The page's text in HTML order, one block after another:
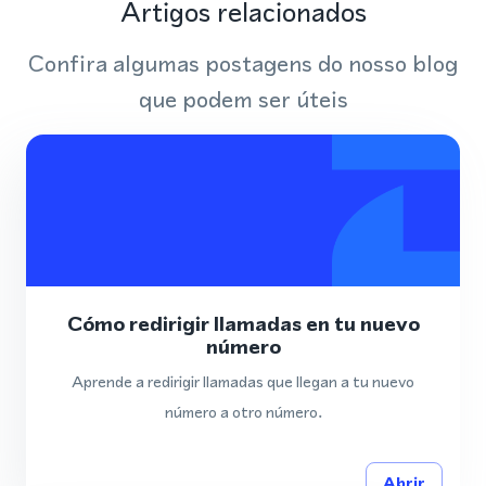
Artigos relacionados
Confira algumas postagens do nosso blog
que podem ser úteis
Cómo redirigir llamadas en tu nuevo
número
Aprende a redirigir llamadas que llegan a tu nuevo
número a otro número.